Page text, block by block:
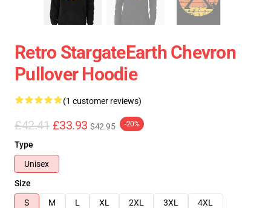
Retro StargateEarth Chevron
Pullover Hoodie
(1 customer reviews)
£42.41 £33.93 $42.95 -20%
Type
Unisex
Size
S
M L XL 2XL 3XL
4XL